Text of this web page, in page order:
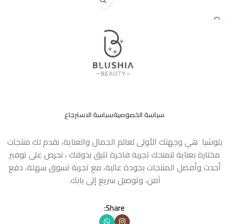
سياسة الخصوصيةسياسة الاسترجاع
بلوشيا هي وجهتك الأولى لعالم الجمال والعناية، نقدم لك منتجات
مختارة بعناية لتمنحك تجربة فاخرة تليق بذوقك ، نحرص على توفير
أحدث وأفضل المنتجات بجودة عالية، مع تجربة تسوق سهلة، دفع
آمن، وتوصيل سريع إلى بابك.
Share: